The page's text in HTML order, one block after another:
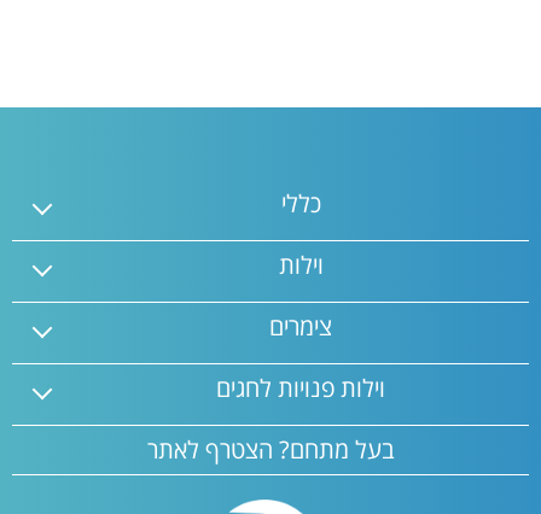
כללי
וילות
צימרים
וילות פנויות לחגים
בעל מתחם? הצטרף לאתר